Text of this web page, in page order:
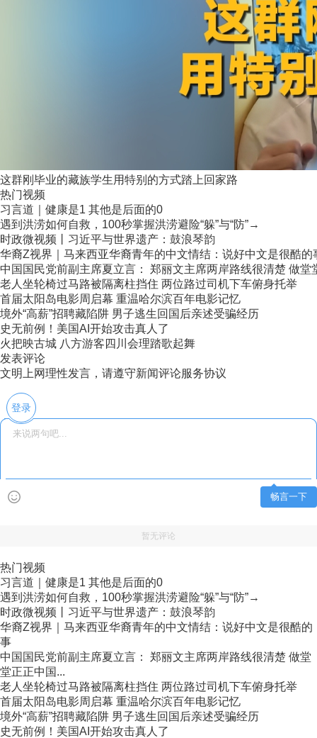
这群刚毕业的藏族学生用特别的方式踏上回家路
热门视频
习言道｜健康是1 其他是后面的0
遇到洪涝如何自救，100秒掌握洪涝避险“躲”与“防”→
时政微视频丨习近平与世界遗产：鼓浪琴韵
华裔Z视界｜马来西亚华裔青年的中文情结：说好中文是很酷的
中国国民党前副主席夏立言： 郑丽文主席两岸路线很清楚 做堂
老人坐轮椅过马路被隔离柱挡住 两位路过司机下车俯身托举
首届太阳岛电影周启幕 重温哈尔滨百年电影记忆
境外“高薪”招聘藏陷阱 男子逃生回国后亲述受骗经历
史无前例！美国AI开始攻击真人了
火把映古城 八方游客四川会理踏歌起舞
发表评论
文明上网理性发言，请遵守新闻评论服务协议
登录
畅言一下
暂无评论
热门视频
习言道｜健康是1 其他是后面的0
遇到洪涝如何自救，100秒掌握洪涝避险“躲”与“防”→
时政微视频丨习近平与世界遗产：鼓浪琴韵
华裔Z视界｜马来西亚华裔青年的中文情结：说好中文是很酷的
事
中国国民党前副主席夏立言： 郑丽文主席两岸路线很清楚 做堂
堂正正中国...
老人坐轮椅过马路被隔离柱挡住 两位路过司机下车俯身托举
首届太阳岛电影周启幕 重温哈尔滨百年电影记忆
境外“高薪”招聘藏陷阱 男子逃生回国后亲述受骗经历
史无前例！美国AI开始攻击真人了